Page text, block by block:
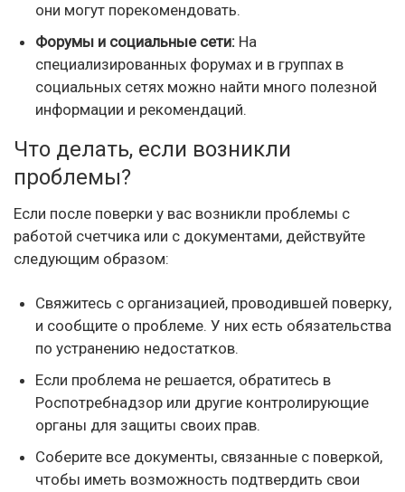
они могут порекомендовать.
Форумы и социальные сети: На
специализированных форумах и в группах в
социальных сетях можно найти много полезной
информации и рекомендаций.
Что делать, если возникли
проблемы?
Если после поверки у вас возникли проблемы с
работой счетчика или с документами, действуйте
следующим образом:
Свяжитесь с организацией, проводившей поверку,
и сообщите о проблеме. У них есть обязательства
по устранению недостатков.
Если проблема не решается, обратитесь в
Роспотребнадзор или другие контролирующие
органы для защиты своих прав.
Соберите все документы, связанные с поверкой,
чтобы иметь возможность подтвердить свои